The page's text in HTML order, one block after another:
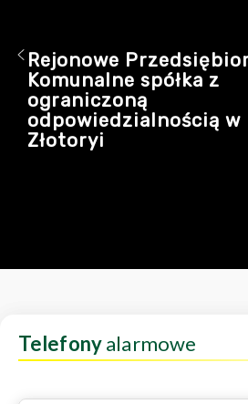
Rejonowe
Komunalne spółka z
ograniczoną
odpowiedzialnością w
Złotoryi
Telefonyalarmowe